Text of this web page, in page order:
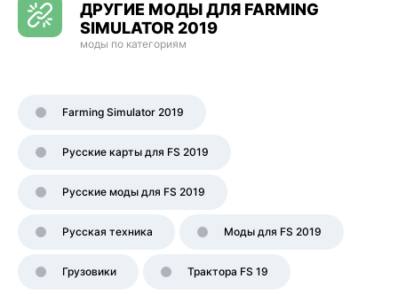
ДРУГИЕ МОДЫ ДЛЯ FARMING
SIMULATOR 2019
моды по категориям
Farming Simulator 2019
Русские карты для FS 2019
Русские моды для FS 2019
Русская техника Моды для FS 2019
Грузовики Трактора FS 19